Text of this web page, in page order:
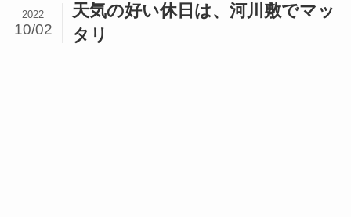
天気の好い休日は、河川敷でマッ
タリ
2022
10/02